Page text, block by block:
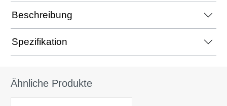
Beschreibung
Spezifikation
Ähnliche Produkte